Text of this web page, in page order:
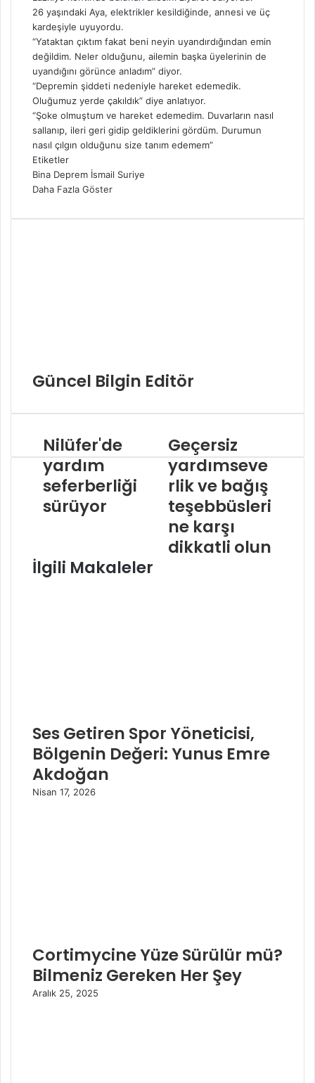
26 yaşındaki Aya, elektrikler kesildiğinde, annesi ve üç
kardeşiyle uyuyordu.
“Yataktan çıktım fakat beni neyin uyandırdığından emin
değildim. Neler olduğunu, ailemin başka üyelerinin de
uyandığını görünce anladım” diyor.
“Depremin şiddeti nedeniyle hareket edemedik.
Oluğumuz yerde çakıldık” diye anlatıyor.
“Şoke olmuştum ve hareket edemedim. Duvarların nasıl
sallanıp, ileri geri gidip geldiklerini gördüm. Durumun
nasıl çılgın olduğunu size tanım edemem”
Etiketler
Bina Deprem İsmail Suriye
Daha Fazla Göster
Güncel Bilgin Editör
Nilüfer'de
yardım
seferberliği
sürüyor
Geçersiz
yardımseve
rlik ve bağış
teşebbüsleri
ne karşı
dikkatli olun
İlgili Makaleler
Ses Getiren Spor Yöneticisi,
Bölgenin Değeri: Yunus Emre
Akdoğan
Nisan 17, 2026
Cortimycine Yüze Sürülür mü?
Bilmeniz Gereken Her Şey
Aralık 25, 2025